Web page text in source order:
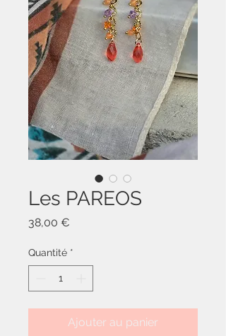
Les PAREOS
38,00 €
Quantité *
Ajouter au panier